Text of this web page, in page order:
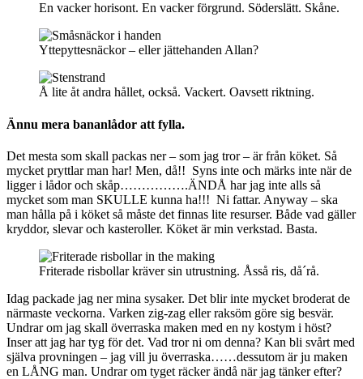
En vacker horisont. En vacker förgrund. Söderslätt. Skåne.
Yttepyttesnäckor – eller jättehanden Allan?
Å lite åt andra hållet, också. Vackert. Oavsett riktning.
Ännu mera bananlådor att fylla.
Det mesta som skall packas ner – som jag tror – är från köket. Så
mycket pryttlar man har! Men, då!! Syns inte och märks inte när de
ligger i lådor och skåp…………….ÄNDÅ har jag inte alls så
mycket som man SKULLE kunna ha!!! Ni fattar. Anyway – ska
man hålla på i köket så måste det finnas lite resurser. Både vad gäller
kryddor, slevar och kasteroller. Köket är min verkstad. Basta.
Friterade risbollar kräver sin utrustning. Åsså ris, då´rå.
Idag packade jag ner mina sysaker. Det blir inte mycket broderat de
närmaste veckorna. Varken zig-zag eller raksöm göre sig besvär.
Undrar om jag skall överraska maken med en ny kostym i höst?
Inser att jag har tyg för det. Vad tror ni om denna? Kan bli svårt med
själva provningen – jag vill ju överraska……dessutom är ju maken
en LÅNG man. Undrar om tyget räcker ändå när jag tänker efter?